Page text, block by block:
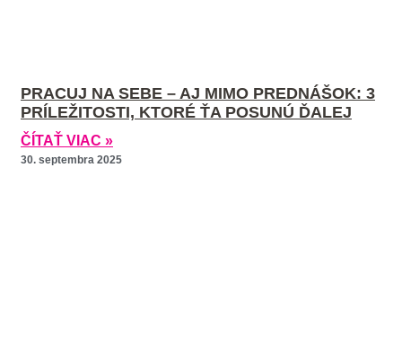
PRACUJ NA SEBE – AJ MIMO PREDNÁŠOK: 3
PRÍLEŽITOSTI, KTORÉ ŤA POSUNÚ ĎALEJ
ČÍTAŤ VIAC »
30. septembra 2025